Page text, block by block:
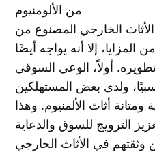
من الألومنيوم
الخارجي المصنوع من
المزايا، إلا أنه يواجه أيضًا
أولاً، الوعي السوقي
ولدى بعض المستهلكين
أثاث الألمنيوم. وهذا
الترويج للسوق والدعاية
وثقتهم في الأثاث الخارجي